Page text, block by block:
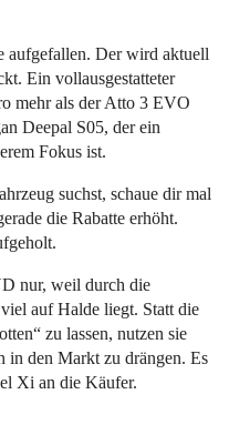
aufgefallen. Der wird aktuell
Ein vollausgestatteter
mehr als der Atto 3 EVO
Deepal S05, der ein
Fokus ist.
suchst, schaue dir mal
die Rabatte erhöht.
nur, weil durch die
auf Halde liegt. Statt die
zu lassen, nutzen sie
in den Markt zu drängen. Es
Xi an die Käufer.